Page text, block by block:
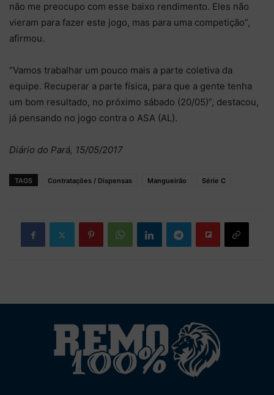
não me preocupo com esse baixo rendimento. Eles não
vieram para fazer este jogo, mas para uma competição”,
afirmou.
“Vamos trabalhar um pouco mais a parte coletiva da
equipe. Recuperar a parte física, para que a gente tenha
um bom resultado, no próximo sábado (20/05)”, destacou,
já pensando no jogo contra o ASA (AL).
Diário do Pará, 15/05/2017
TAGS Contratações / Dispensas Mangueirão Série C